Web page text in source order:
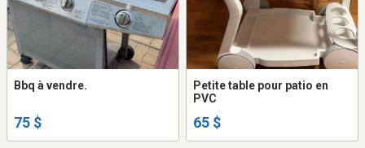
Bbq à vendre.
75 $
Petite table pour patio en
PVC
65 $